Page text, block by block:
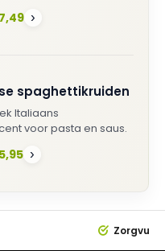
›
spaghettikruiden
Italiaans
voor pasta en saus.
›